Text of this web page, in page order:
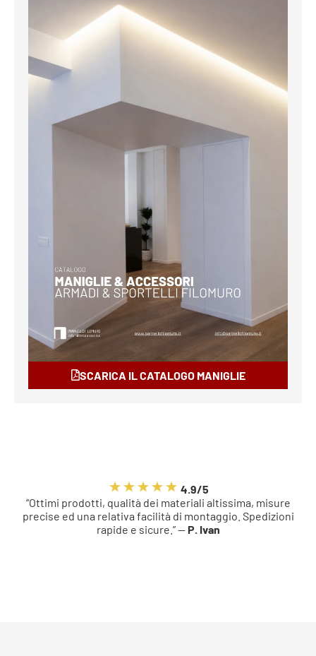
SCARICA IL CATALOGO MANIGLIE
4.9/5
“Ottimi prodotti, qualità dei materiali altissima, misure
precise ed una relativa facilità di montaggio. Spedizioni
rapide e sicure.” — P. Ivan